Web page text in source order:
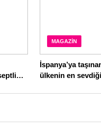
MAGAZIN
İspanya’ya
ülkenin en sevdiği